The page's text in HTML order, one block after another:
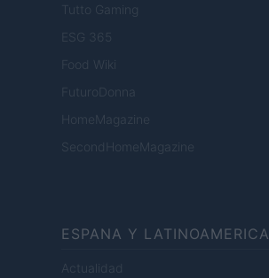
Tutto Gaming
ESG 365
Food Wiki
FuturoDonna
HomeMagazine
SecondHomeMagazine
ESPANA Y LATINOAMERICA
Actualidad